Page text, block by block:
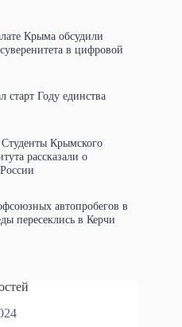
Крыма обсудили
в цифровой
Году единства
Крымского
рассказали о
автопробегов в
пересеклись в Керчи